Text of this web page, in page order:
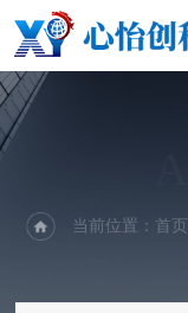
当前位置：首页